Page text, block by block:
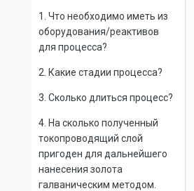
1. Что необходимо иметь из
оборудования/реактивов
для процесса?
2. Какие стадии процесса?
3. Сколько длиться процесс?
4. На сколько полученный
токопроводящий слой
пригоден для дальнейшего
нанесения золота
галваническим методом.